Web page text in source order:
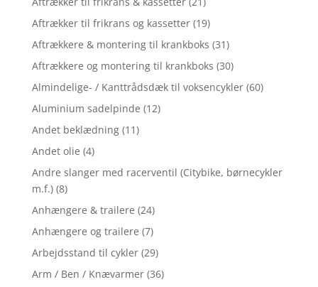
Aftrækker til frikrans og kassetter (19)
Aftrækkere & montering til krankboks (31)
Aftrækkere og montering til krankboks (30)
Almindelige- / Kanttrådsdæk til voksencykler (60)
Aluminium sadelpinde (12)
Andet beklædning (11)
Andet olie (4)
Andre slanger med racerventil (Citybike, børnecykler
m.f.) (8)
Anhængere & trailere (24)
Anhængere og trailere (7)
Arbejdsstand til cykler (29)
Arm / Ben / Knævarmer (36)